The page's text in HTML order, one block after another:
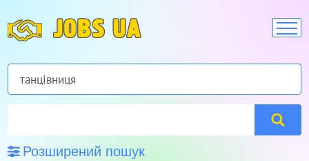
JOBS UA
Розширений пошук